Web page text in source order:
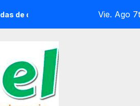
meses ¿Te llaman de otro
Vie. Ago